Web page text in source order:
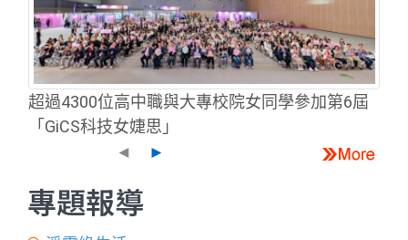
超過4300位高中職與大專校院女同學參加第6屆
「GiCS科技女婕思」
◄
►
專題報導